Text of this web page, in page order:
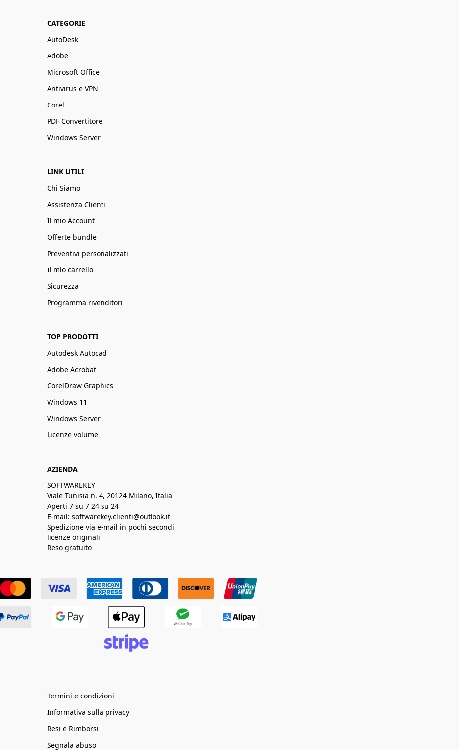
CATEGORIE
AutoDesk
Adobe
Microsoft Office
Antivirus e VPN
Corel
PDF Convertitore
Windows Server
LINK UTILI
Chi Siamo
Assistenza Clienti
Il mio Account
Offerte bundle
Preventivi personalizzati
Il mio carrello
Sicurezza
Programma rivenditori
TOP PRODOTTI
Autodesk Autocad
Adobe Acrobat
CorelDraw Graphics
Windows 11
Windows Server
Licenze volume
AZIENDA
SOFTWAREKEY
Viale Tunisia n. 4, 20124 Milano, Italia
Aperti 7 su 7 24 su 24
E-mail: softwarekey.clienti@outlook.it
Spedizione via e-mail in pochi secondi
licenze originali
Reso gratuito
Termini e condizioni
Informativa sulla privacy
Resi e Rimborsi
Segnala abuso